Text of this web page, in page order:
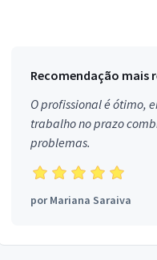
Recomendação mais
O profissional é ótimo,
trabalho no prazo
problemas.
porMariana Saraiva